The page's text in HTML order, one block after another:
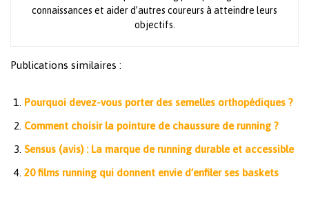
connaissances et aider d’autres coureurs à atteindre leurs
objectifs.
Publications similaires :
Pourquoi devez-vous porter des semelles orthopédiques ?
Comment choisir la pointure de chaussure de running ?
Sensus (avis) : La marque de running durable et accessible
20 films running qui donnent envie d’enfiler ses baskets